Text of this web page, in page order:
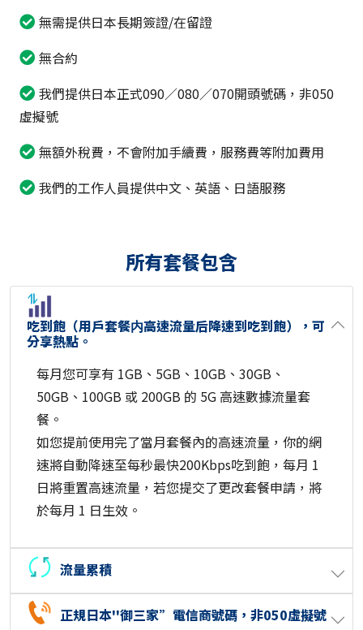
無需提供日本長期簽證/在留證
無合約
我們提供日本正式090／080／070開頭號碼，非050
虛擬號
無額外稅費，不會附加手續費，服務費等附加費用
我們的工作人員提供中文、英語、日語服務
所有套餐包含
吃到飽（用戶套餐内高速流量后降速到吃到飽），可
分享熱點。
每月您可享有 1GB、5GB、10GB、30GB、
50GB、100GB 或 200GB 的 5G 高速數據流量套
餐。
如您提前使用完了當月套餐內的高速流量，你的網
速將自動降速至每秒最快200Kbps吃到飽，每月 1
日將重置高速流量，若您提交了更改套餐申請，將
於每月 1 日生效。
流量累積
正規日本''御三家”電信商號碼，非050虛擬號